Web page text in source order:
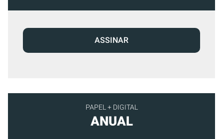
PAPEL + DIGITAL
ANUAL
ASSINAR